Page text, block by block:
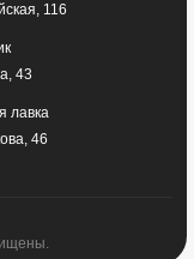
116
43
лавка
46